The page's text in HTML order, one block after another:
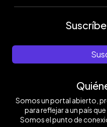
Somos un portal abierto,
para reflejar a un país
Somos el punto de